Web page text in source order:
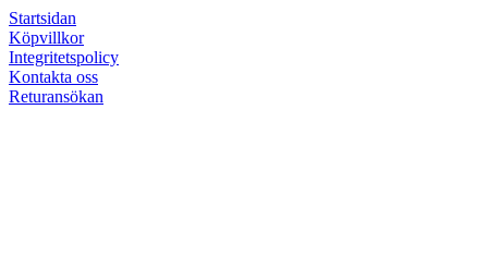
Startsidan
Köpvillkor
Integritetspolicy
Kontakta oss
Returansökan